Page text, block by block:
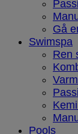
Gå
Swimspa
Ren
Pools